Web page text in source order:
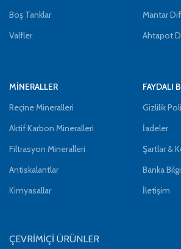
Boş Tanklar
Valfler
Mantar
Ahtapot
MİNERALLER
Reçine Mineralleri
Aktif Karbon Mineralleri
Filtrasyon Mineralleri
Antiskalantlar
Kimyasallar
FAYDALI
Gizlilik
İadeler
Şartlar &
Banka
İletişim
ÇEVRİMİÇİ ÜRÜNLER